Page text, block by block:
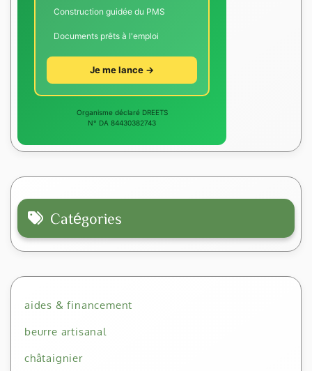
Construction guidée du PMS
Documents prêts à l'emploi
Je me lance →
Organisme déclaré DREETS
N° DA 84430382743
Catégories
aides & financement
beurre artisanal
châtaignier